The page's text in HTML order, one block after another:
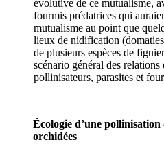
évolutive de ce mutualisme,
fourmis prédatrices qui
mutualisme au point que
lieux de nidification
de plusieurs espèces de
scénario général des
pollinisateurs, parasites et
Écologie d’une pollinisation
orchidées